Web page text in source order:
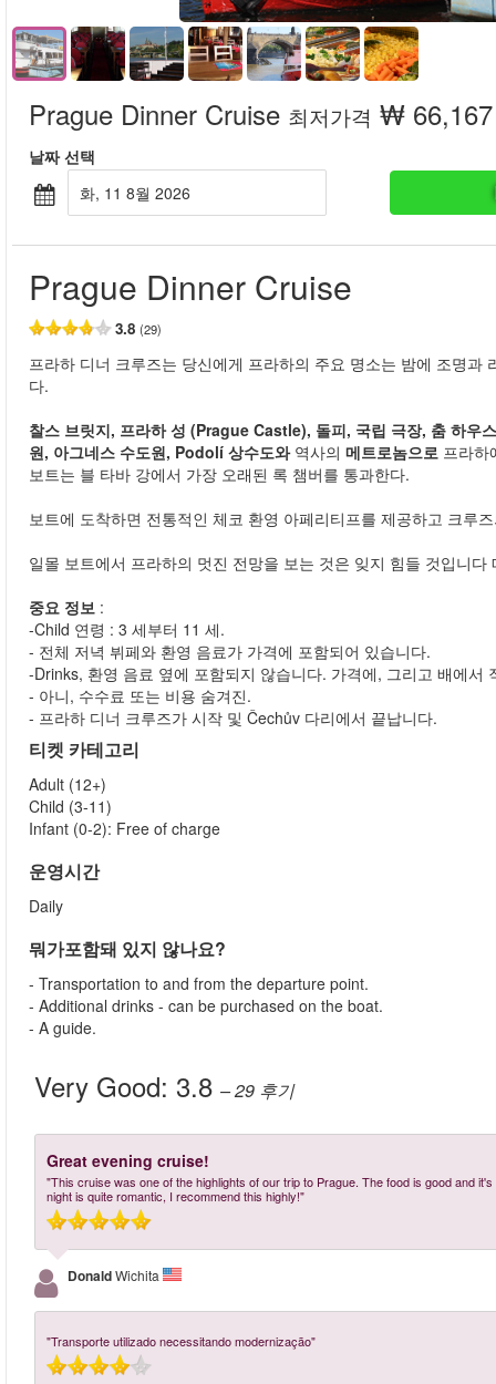
Prague Dinner Cruise 최저가격 ₩ 66,167
날짜 선택
화, 11 8월 2026
Prague Dinner Cruise
3.8 (29)
프라하 디너 크루즈는 당신에게 프라하의 주요 명소는 밤에 조명
다.
찰스 브릿지, 프라하 성 (Prague Castle), 돌피, 국립 극장, 춤 하우
원, 아그네스 수도원, Podolí 상수도와역사의 메트로놈으로 프라하
보트는 블 타바 강에서 가장 오래된 록 챔버를 통과한다.
보트에 도착하면 전통적인 체코 환영 아페리티프를 제공하고 크루
일몰 보트에서 프라하의 멋진 전망을 보는 것은 잊지 힘들 것입니다
중요 정보 :
-Child 연령 : 3 세부터 11 세.
- 전체 저녁 뷔페와 환영 음료가 가격에 포함되어 있습니다.
-Drinks, 환영 음료 옆에 포함되지 않습니다. 가격에, 그리고 배에서
- 아니, 수수료 또는 비용 숨겨진.
- 프라하 디너 크루즈가 시작 및 Čechův 다리에서 끝납니다.
티켓 카테고리
Adult (12+)
Child (3-11)
Infant (0-2): Free of charge
운영시간
Daily
뭐가포함돼 있지 않나요?
- Transportation to and from the departure point.
- Additional drinks - can be purchased on the boat.
- A guide.
Very Good: 3.8 – 29 후기
Great evening cruise!
"This cruise was one of the highlights of our trip to Prague. The food is good and
night is quite romantic, I recommend this highly!"
DonaldWichita
"Transporte utilizado necessitando modernização"